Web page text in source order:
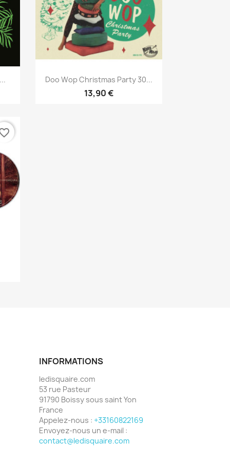
Aperçu rapide
Doo Wop Christmas Party 30...
13,90 €
INFORMATIONS
ledisquaire.com
53 rue Pasteur
91790 Boissy sous saint Yon
France
Appelez-nous : +33160822169
Envoyez-nous un e-mail :
contact@ledisquaire.com